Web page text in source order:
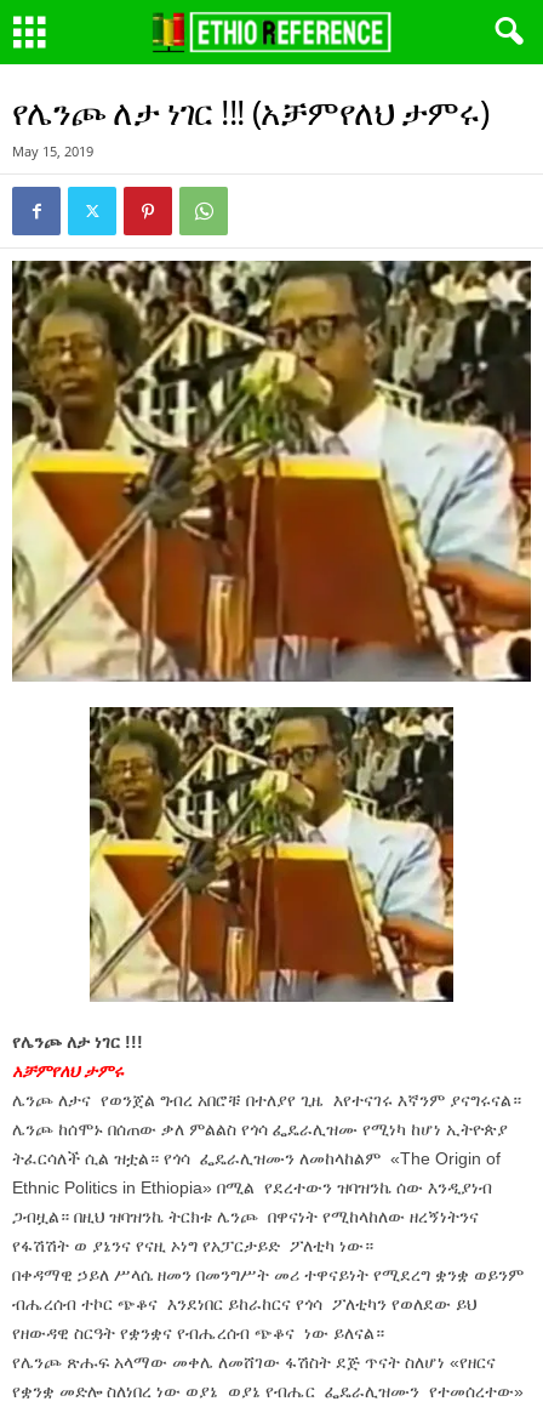
የሌንጮ ለታ ነገር !!! (አቻምየለህ ታምሩ)
May 15, 2019
የሌንጮ ለታ ነገር !!!
አቻምየለህ ታምሩ
ሌንጮ ለታና የወንጀል ግብረ አበሮቹ በተለያየ ጊዜ እየተናገሩ እኛንም ያናግሩናል።
ሌንጮ ከሰሞኑ በሰጠው ቃለ ምልልስ የጎሳ ፌዴራሊዝሙ የሚነካ ከሆነ ኢትዮጵያ
ትፈርሳለች ሲል ዝቷል። የጎሳ ፌዴራሊዝሙን ለመከላከልም «The Origin of
Ethnic Politics in Ethiopia» በሚል የደረተውን ዝባዝንኬ ሰው እንዲያነብ
ጋብዟል። በዚህ ዝባዝንኬ ትርክቱ ሌንጮ በዋናነት የሚከላከለው ዘረኝነትንና
የፋሽሽት ወ ያኔንና የናዚ ኦነግ የአፓርታይድ ፖለቲካ ነው።
በቀዳማዊ ኃይለ ሥላሴ ዘመን በመንግሥት መሪ ተዋናይነት የሚደረግ ቋንቋ ወይንም
ብሔረሰብ ተኮር ጭቆና እንደነበር ይከራከርና የጎሳ ፖለቲካን የወለደው ይህ
የዘውዳዊ ስርዓት የቋንቋና የብሔረሰብ ጭቆና ነው ይለናል።
የሌንጮ ጽሑፍ አላማው መቀሌ ለመሸገው ፋሽስት ደጅ ጥናት ስለሆነ «የዘርና
የቋንቋ መድሎ ስለነበረ ነው ወያኔ ወያኔ የብሔር ፌዴራሊዝሙን የተመሰረተው»